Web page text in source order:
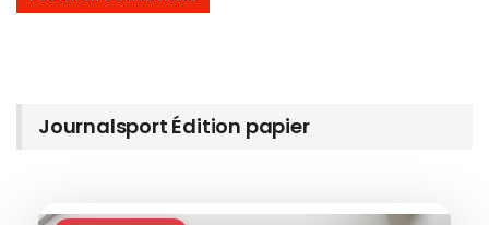
Journalsport Édition papier